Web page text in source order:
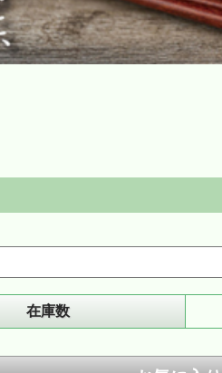
在庫数